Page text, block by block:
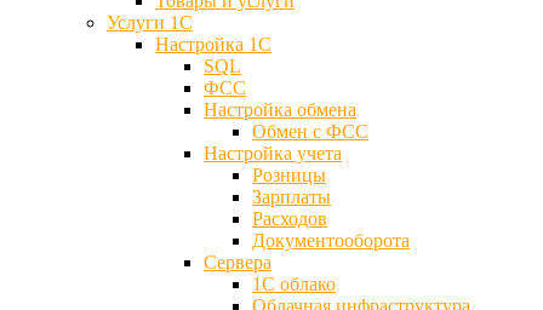
Услуги 1С
Настройка 1С
SQL
ФСС
Настройка обмена
Обмен с ФСС
Настройка учета
Розницы
Зарплаты
Расходов
Документооборота
Сервера
1С облако
Облачная инфраструктура